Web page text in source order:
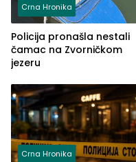
Crna Hronika
Policija pronašla nestali
čamac na Zvorničkom
jezeru
Crna Hronika